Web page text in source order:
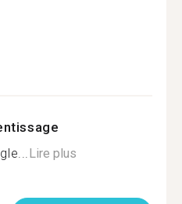
Lire plus